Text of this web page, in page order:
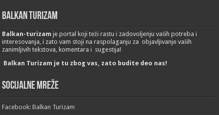
Balkan Turizam
Balkan-turizam je portal koji teži rastu i zadovoljenju vaših potreba i
interesovanja, i zato vam stoji na raspolaganju za objavljivanje vaših
zanimljivih tekstova, komentara i sugestija!
Balkan Turizam je tu zbog vas, zato budite deo nas!
Socijalne mreže
Facebook: Balkan Turizam